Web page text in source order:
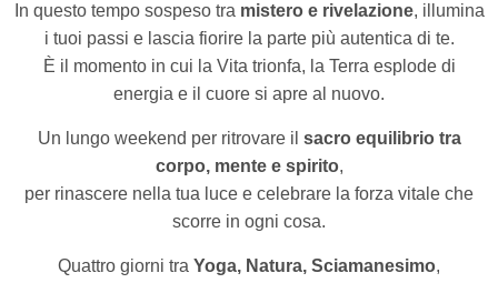
In questo tempo sospeso tra mistero e rivelazione, illumina
i tuoi passi e lascia fiorire la parte più autentica di te.
È il momento in cui la Vita trionfa, la Terra esplode di
energia e il cuore si apre al nuovo.
Un lungo weekend per ritrovare il sacro equilibrio tra
corpo, mente e spirito,
per rinascere nella tua luce e celebrare la forza vitale che
scorre in ogni cosa.
Quattro giorni tra Yoga, Natura, Sciamanesimo,